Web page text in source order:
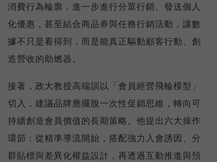
消費行為輪廓，進一步進行分眾行銷、發送個人
化優惠，甚至結合商品券與任務行銷活動，讓數
據不只是看得到，而是能真正驅動顧客行動、創
造營收的助燃器。
接著，政大教授高端訓以「會員經營飛輪模型」
切入，建議品牌應擺脫一次性促銷思維，轉向可
持續創造會員價值的長期策略。他提出六大操作
環節：從精準導流開始，搭配強力入會誘因、分
群貼標與差異化權益設計，再透過互動推進與預